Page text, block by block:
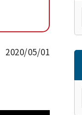
2020/05/01